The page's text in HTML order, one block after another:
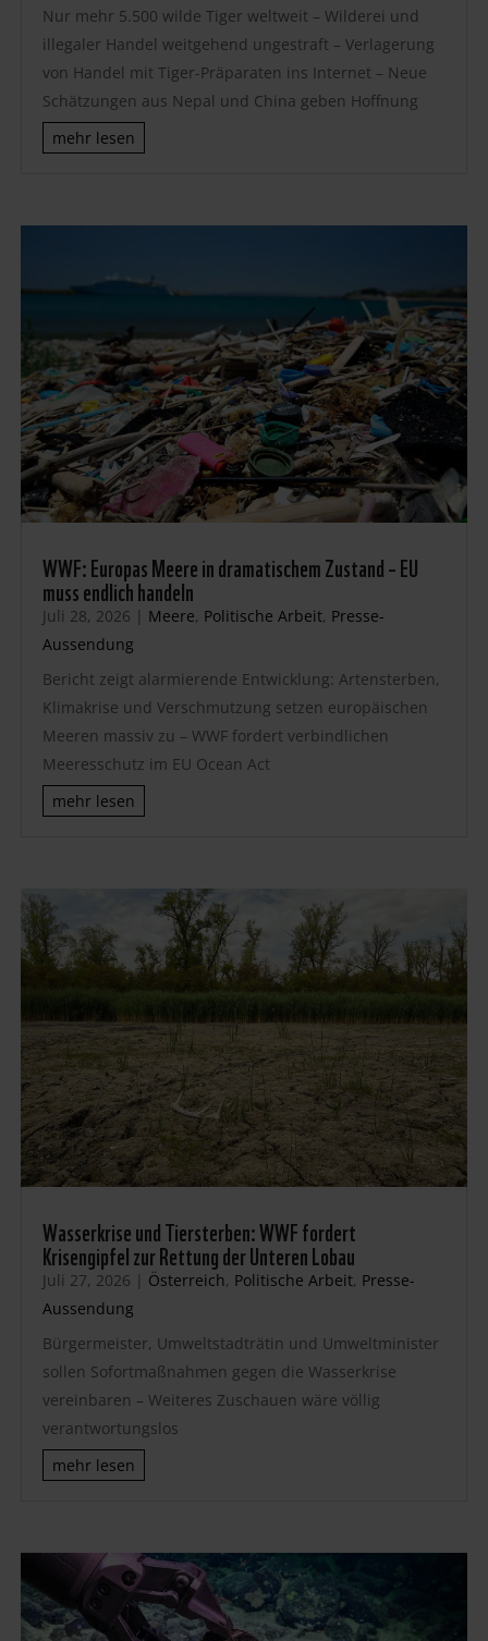
Nur mehr 5.500 wilde Tiger weltweit – Wilderei und
illegaler Handel weitgehend ungestraft – Verlagerung
von Handel mit Tiger-Präparaten ins Internet – Neue
Schätzungen aus Nepal und China geben Hoffnung
mehr lesen
WWF: Europas Meere in dramatischem Zustand – EU
muss endlich handeln
Juli 28, 2026 | Meere, Politische Arbeit, Presse-
Aussendung
Bericht zeigt alarmierende Entwicklung: Artensterben,
Klimakrise und Verschmutzung setzen europäischen
Meeren massiv zu – WWF fordert verbindlichen
Meeresschutz im EU Ocean Act
mehr lesen
Wasserkrise und Tiersterben: WWF fordert
Krisengipfel zur Rettung der Unteren Lobau
Juli 27, 2026 | Österreich, Politische Arbeit, Presse-
Aussendung
Bürgermeister, Umweltstadträtin und Umweltminister
sollen Sofortmaßnahmen gegen die Wasserkrise
vereinbaren – Weiteres Zuschauen wäre völlig
verantwortungslos
mehr lesen